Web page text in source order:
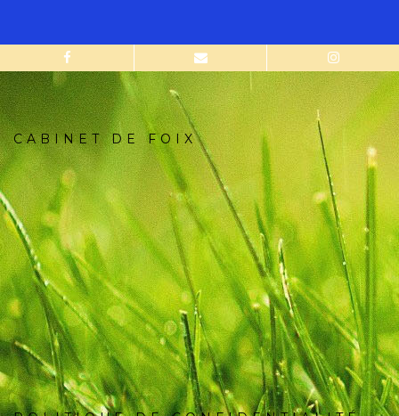
CABINET DE FOIX